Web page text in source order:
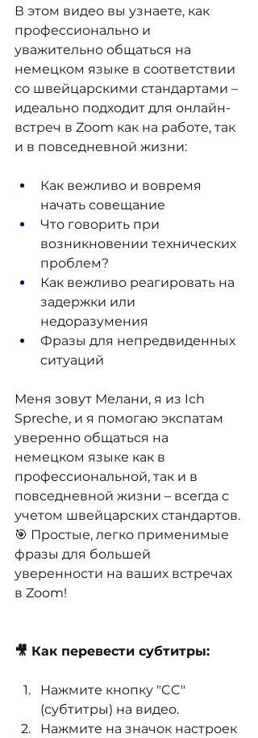
В этом видео вы узнаете, как
профессионально и
уважительно общаться на
немецком языке в соответствии
со швейцарскими стандартами –
идеально подходит для онлайн-
встреч в Zoom как на работе, так
и в повседневной жизни:
Как вежливо и вовремя
начать совещание
Что говорить при
возникновении технических
проблем?
Как вежливо реагировать на
задержки или
недоразумения
Фразы для непредвиденных
ситуаций
Меня зовут Мелани, я из Ich
Spreche, и я помогаю экспатам
уверенно общаться на
немецком языке как в
профессиональной, так и в
повседневной жизни – всегда с
учетом швейцарских стандартов.
🎯 Простые, легко применимые
фразы для большей
уверенности на ваших встречах
в Zoom!
🎥 Как перевести субтитры:
Нажмите кнопку "CC"
(субтитры) на видео.
Нажмите на значок настроек